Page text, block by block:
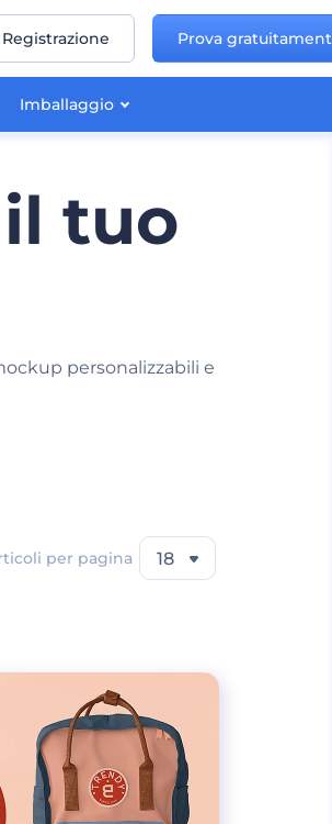
Imballaggio
Registrazione Prova
tuo
personalizzabili e
per pagina 18